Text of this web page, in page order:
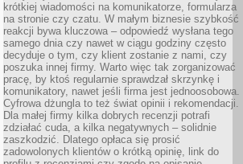
krótkiej wiadomości na komunikatorze, formularza
na stronie czy czatu. W małym biznesie szybkość
reakcji bywa kluczowa – odpowiedź wysłana tego
samego dnia czy nawet w ciągu godziny często
decyduje o tym, czy klient zostanie z nami, czy
poszuka innej firmy. Warto więc tak zorganizować
pracę, by ktoś regularnie sprawdzał skrzynkę i
komunikatory, nawet jeśli firma jest jednoosobowa.
Cyfrowa dżungla to też świat opinii i rekomendacji.
Dla małej firmy kilka dobrych recenzji potrafi
zdziałać cuda, a kilka negatywnych – solidnie
zaszkodzić. Dlatego opłaca się prosić
zadowolonych klientów o krótką opinię, link do